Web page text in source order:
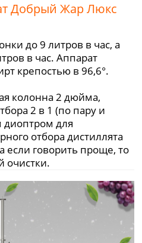
Добрый Жар Люкс
до 9 литров в час, а
в час. Аппарат
крепостью в 96,6°.
колонна 2 дюйма,
2 в 1 (по пару и
для
отбора дистиллята
если говорить проще, то
очистки.